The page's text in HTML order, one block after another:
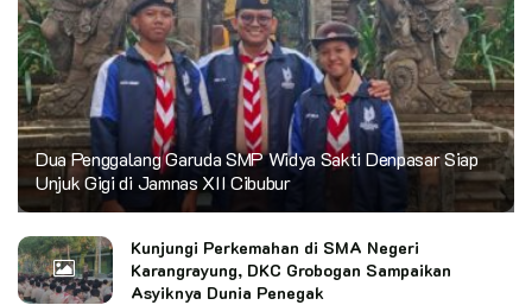
Dua Penggalang Garuda SMP Widya Sakti Denpasar Siap
Unjuk Gigi di Jamnas XII Cibubur
Kunjungi Perkemahan di SMA Negeri
Karangrayung, DKC Grobogan Sampaikan
Asyiknya Dunia Penegak